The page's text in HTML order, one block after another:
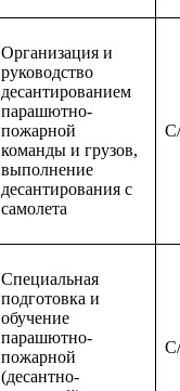
Организация и
руководство
десантированием
парашютно-
пожарной
команды и грузов,
выполнение
десантирования с
самолета
Специальная
подготовка и
обучение
парашютно-
пожарной
(десантно-